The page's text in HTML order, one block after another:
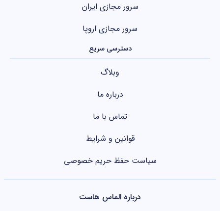
سرور مجازی ایران
سرور مجازی اروپا
دسترسی سریع
وبلاگ
درباره ما
تماس با ما
قوانین و شرایط
سیاست حفظ حریم خصوصی
درباره الماس هاست